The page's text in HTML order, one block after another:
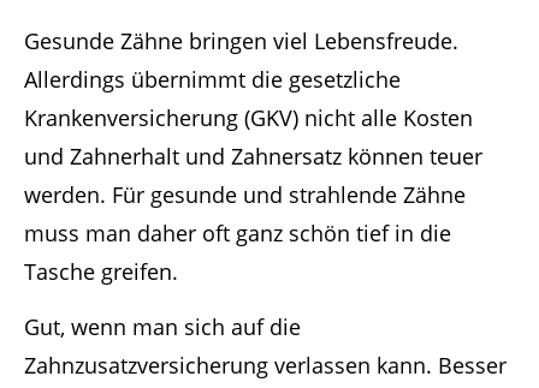
Gesunde Zähne bringen viel Lebensfreude.
Allerdings übernimmt die gesetzliche
Krankenversicherung (GKV) nicht alle Kosten
und Zahnerhalt und Zahnersatz können teuer
werden. Für gesunde und strahlende Zähne
muss man daher oft ganz schön tief in die
Tasche greifen.
Gut, wenn man sich auf die
Zahnzusatzversicherung verlassen kann. Besser